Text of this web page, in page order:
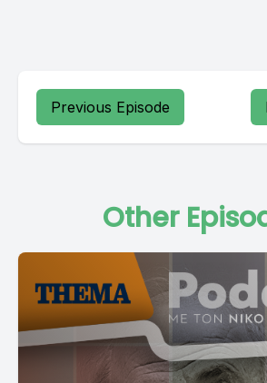
Previous Episode
Other